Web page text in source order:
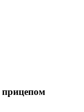
прицепом